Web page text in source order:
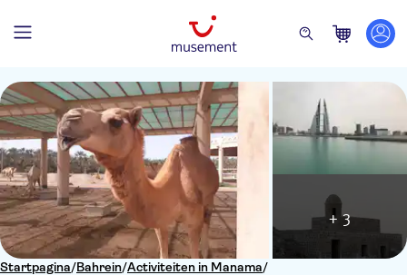
Startpagina/Bahrein/Activiteiten in Manama/
+ 3